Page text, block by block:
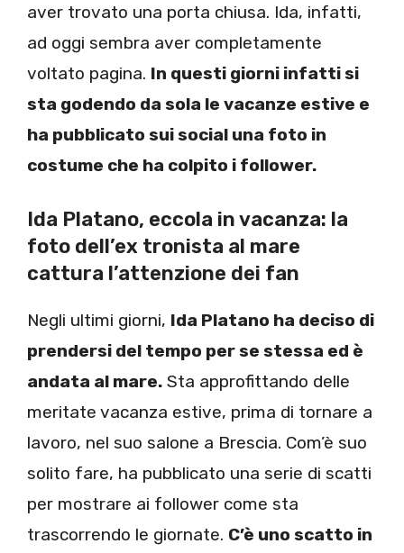
aver trovato una porta chiusa. Ida, infatti,
ad oggi sembra aver completamente
voltato pagina. In questi giorni infatti si
sta godendo da sola le vacanze estive e
ha pubblicato sui social una foto in
costume che ha colpito i follower.
Ida Platano, eccola in vacanza: la
foto dell’ex tronista al mare
cattura l’attenzione dei fan
Negli ultimi giorni, Ida Platano ha deciso di
prendersi del tempo per se stessa ed è
andata al mare. Sta approfittando delle
meritate vacanza estive, prima di tornare a
lavoro, nel suo salone a Brescia. Com’è suo
solito fare, ha pubblicato una serie di scatti
per mostrare ai follower come sta
trascorrendo le giornate. C’è uno scatto in